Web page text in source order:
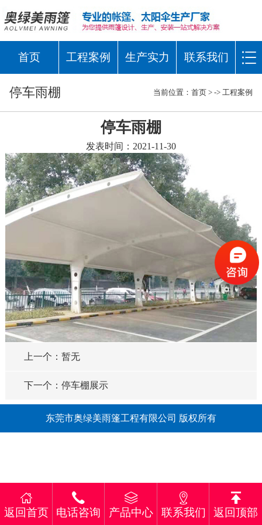
首页 工程案例 生产实力 联系我们
停车雨棚 当前位置： 首页 > -> 工程案例
停车雨棚
发表时间：2021-11-30
上一个：暂无
下一个：停车棚展示
东莞市奥绿美雨篷工程有限公司 版权所有
返回首页 电话咨询 产品中心 联系我们 返回顶部